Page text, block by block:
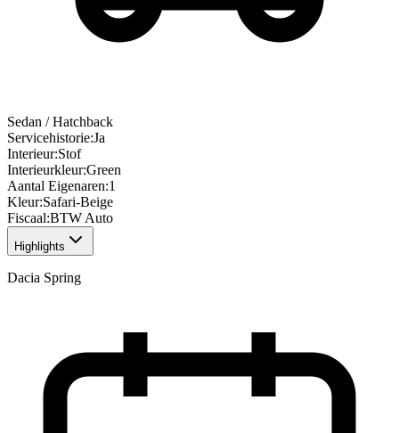
Sedan / Hatchback
Servicehistorie:Ja
Interieur:Stof
Interieurkleur:Green
Aantal Eigenaren:1
Kleur:Safari-Beige
Fiscaal:BTW Auto
Highlights
Dacia Spring